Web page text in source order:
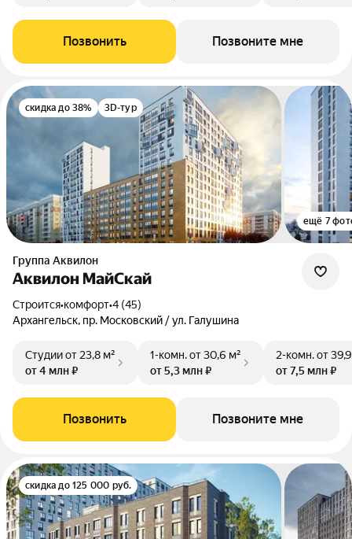
Позвонить Позвоните мне
скидка до 38% 3D-тур
ещё 7
Группа Аквилон
Аквилон МайСкай
Строится•комфорт•4 (45)
Архангельск, пр. Московский / ул. Галушина
Студииот 23,8 м²
от 4 млн ₽
1-комн.от 30,6 м²
от 5,3 млн ₽
2-комн.от
от 7,5 млн ₽
Позвонить Позвоните мне
скидка до 125 000 руб.